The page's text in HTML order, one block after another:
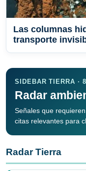
Las columnas
transporte
SIDEBAR TIERRA ·
Radar
Señales que
citas relevantes para
Radar Tierra